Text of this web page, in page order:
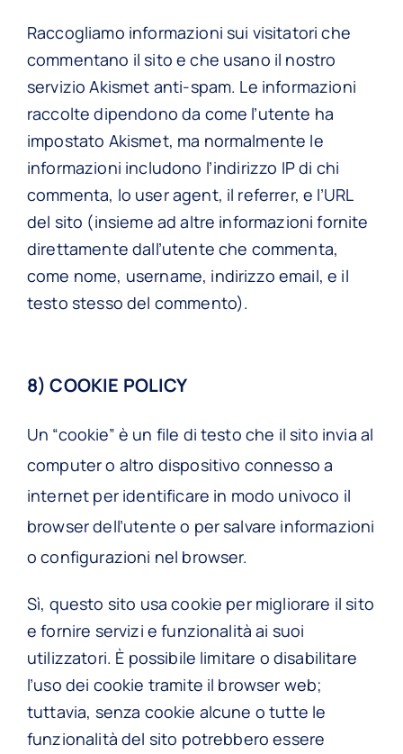
Raccogliamo informazioni sui visitatori che
commentano il sito e che usano il nostro
servizio Akismet anti-spam. Le informazioni
raccolte dipendono da come l’utente ha
impostato Akismet, ma normalmente le
informazioni includono l’indirizzo IP di chi
commenta, lo user agent, il referrer, e l’URL
del sito (insieme ad altre informazioni fornite
direttamente dall’utente che commenta,
come nome, username, indirizzo email, e il
testo stesso del commento).
8) COOKIE POLICY
Un “cookie” è un file di testo che il sito invia al
computer o altro dispositivo connesso a
internet per identificare in modo univoco il
browser dell’utente o per salvare informazioni
o configurazioni nel browser.
Sì, questo sito usa cookie per migliorare il sito
e fornire servizi e funzionalità ai suoi
utilizzatori. È possibile limitare o disabilitare
l’uso dei cookie tramite il browser web;
tuttavia, senza cookie alcune o tutte le
funzionalità del sito potrebbero essere